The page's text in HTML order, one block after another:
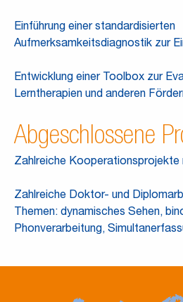
Einführung einer standardisierten
Aufmerksamkeitsdiagnostik zur
Entwicklung einer Toolbox zur
Lerntherapien und anderen
Abgeschlossene
Zahlreiche Kooperationsprojekte
Zahlreiche Doktor- und
Themen: dynamisches Sehen,
Phonverarbeitung,